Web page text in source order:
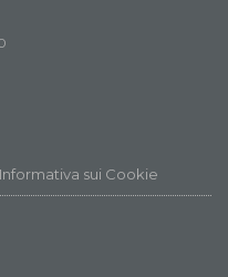
Informativa sui Cookie